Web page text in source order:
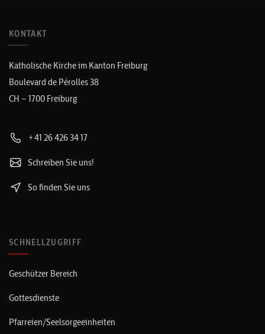
KONTAKT
Katholische Kirche im Kanton Freiburg
Boulevard de Pérolles 38
CH – 1700 Freiburg
+41 26 426 34 17
Schreiben Sie uns!
So finden Sie uns
SCHNELLZUGRIFF
Geschützer Bereich
Gottesdienste
Pfarreien/Seelsorgeeinheiten